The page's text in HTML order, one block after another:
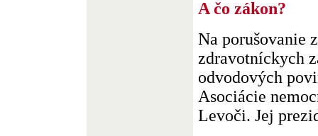
A čo zákon?
Na porušovanie
zdravotníckych
odvodových
Asociácie
Levoči. Jej